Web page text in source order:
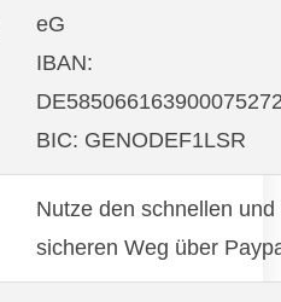
eG
IBAN:
BIC: GENODEF1LSR
Nutze den schnellen und
sicheren Weg über